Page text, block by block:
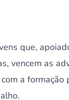
que,
vencem as
a